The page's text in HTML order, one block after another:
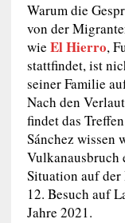
Warum die
von der
wie El Hierro,
stattfindet, ist
seiner Familie
Nach den
findet das
Sánchez wissen
Vulkanausbruch
Situation auf der
12. Besuch auf
Jahre 2021.